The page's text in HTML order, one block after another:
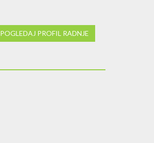
POGLEDAJ PROFIL RADNJE